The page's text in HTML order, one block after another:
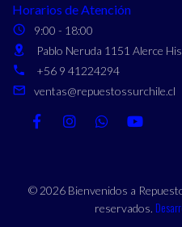
Horarios de Atención
9:00 - 18:00
Pablo Neruda 1151 Alerce
+56 9 41224294
ventas@repuestossurchile.cl
© 2026 Bienvenidos a
reservados.